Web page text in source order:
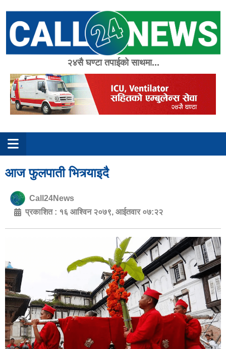
content
२४सै घण्टा तपाईको साथमा...
आज फुलपाती भित्र्याइदै
Call24News
प्रकाशित : १६ आश्विन २०७९, आईतवार ०७:२२